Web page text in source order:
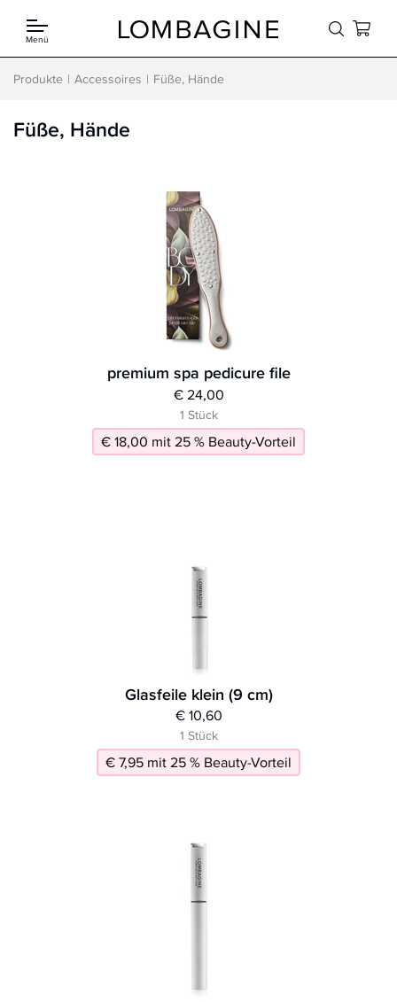
Menü
Produkte Accessoires Füße, Hände
Füße, Hände
premium spa pedicure file
€ 24,00
1 Stück
€ 18,00 mit 25 % Beauty-Vorteil
Glasfeile klein (9 cm)
€ 10,60
1 Stück
€ 7,95 mit 25 % Beauty-Vorteil